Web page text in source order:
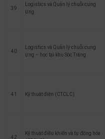
39
Logistics và Quản lý chuỗi cung
ứng
40
Logistics và Quản lý chuỗi cung
ứng – học tại khu Sóc Trăng
41 Kỹ thuật điện (CTCLC)
42
Kỹ thuật điều khiển và tự động hóa